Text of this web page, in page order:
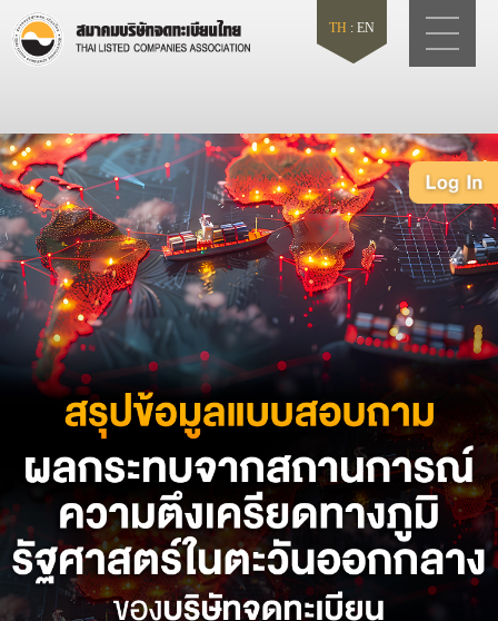
TH : EN